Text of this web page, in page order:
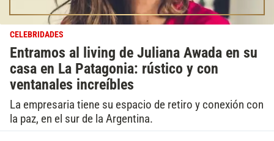
CELEBRIDADES
Entramos al living de Juliana Awada en su
casa en La Patagonia: rústico y con
ventanales increíbles
La empresaria tiene su espacio de retiro y conexión con
la paz, en el sur de la Argentina.